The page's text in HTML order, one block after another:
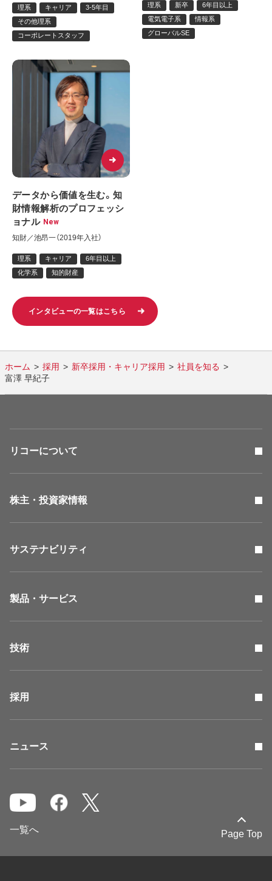
理系 キャリア
3-5年目
その他理系
コーポレートスタッフ
理系 新卒
6年目以上
電気電子系
情報系
グローバルSE
データから価値を生む。知
財情報解析のプロフェッシ
ョナル New
知財／池昂一（2019年入社）
理系 キャリア
6年目以上
化学系
知的財産
インタビューの一覧はこちら
ホーム 採用 新卒採用・キャリア採用
社員を知る
富澤 早紀子
リコーについて
株主・投資家情報
サステナビリティ
製品・サービス
技術
採用
ニュース
Page Top
一覧へ